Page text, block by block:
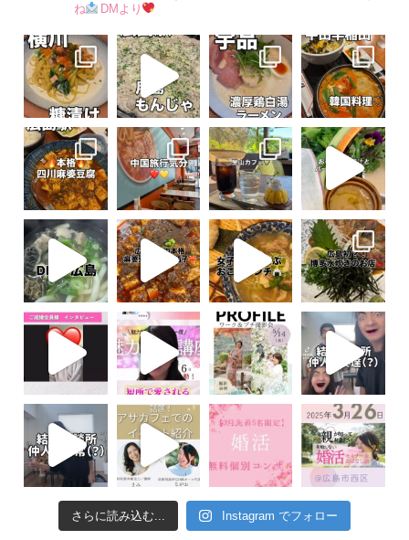
ね
DMより
さらに読み込む... Instagram でフォロー